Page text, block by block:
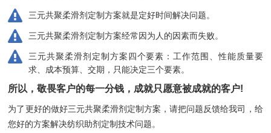
三元共聚柔滑剂定制方案就是定好时间解决问题。
三元共聚柔滑剂定制方案经常因为人的因素而失败。
三元共聚柔滑剂定制方案四个要素：工作范围、性能质量要
求、成本预算、交期，只能决定三个要素。
所以，敬畏客户的每一分钱，成就只愿意被成就的客户!
为了更好的做好三元共聚柔滑剂定制方案，请把问题反馈给我司， 给
您好的方案解决纺织助剂定制技术问题。